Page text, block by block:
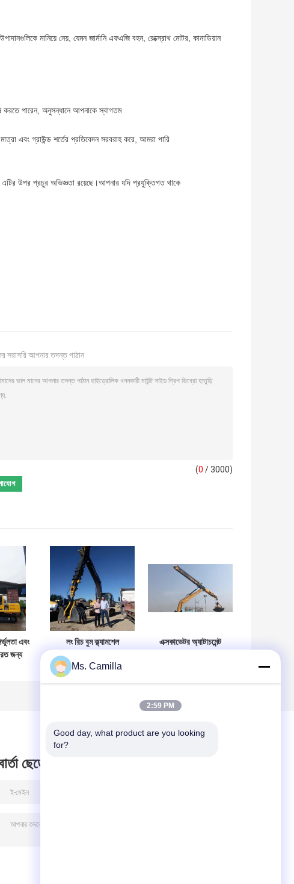
মানিয়ে নেয়, যেমন জার্মানি এফএজি বহন, রেক্স্রোথ মোটর, কানাডিয়ান
করতে পারেন, অনুসন্ধানে আপনাকে স্বাগতম
এবং গ্রাউন্ড শর্তের প্রতিবেদন সরবরাহ করে, আমরা পারি
উপর প্রচুর অভিজ্ঞতা রয়েছে।আপনার যদি প্রযুক্তিগত থাকে
সরাসরি আপনার তদন্ত পাঠান
(0 / 3000)
এবং
জন্য
লং রিচ বুম ক্ল্যামশেল
টেলিস্কোপিক আর্ম 16-
27 মি
এক্সকাভেটর অ্যাটাচমেন্ট
ছেড়ে
Ms. Camilla
2:59 PM
Good day, what product are you looking
for?